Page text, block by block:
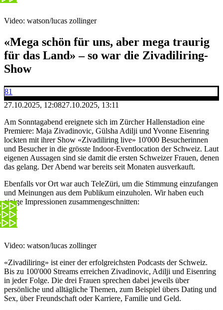
Video: watson/lucas zollinger
«Mega schön für uns, aber mega traurig
für das Land» – so war die Zivadiliring-
Show
81
27.10.2025, 12:0827.10.2025, 13:11
Am Sonntagabend ereignete sich im Zürcher Hallenstadion eine
Premiere: Maja Zivadinovic, Gülsha Adilji und Yvonne Eisenring
lockten mit ihrer Show «Zivadiliring live» 10'000 Besucherinnen
und Besucher in die grösste Indoor-Eventlocation der Schweiz. Laut
eigenen Aussagen sind sie damit die ersten Schweizer Frauen, denen
das gelang. Der Abend war bereits seit Monaten ausverkauft.
Ebenfalls vor Ort war auch TeleZüri, um die Stimmung einzufangen
und Meinungen aus dem Publikum einzuholen. Wir haben euch
einige Impressionen zusammengeschnitten:
Video: watson/lucas zollinger
«Zivadiliring» ist einer der erfolgreichsten Podcasts der Schweiz.
Bis zu 100'000 Streams erreichen Zivadinovic, Adilji und Eisenring
in jeder Folge. Die drei Frauen sprechen dabei jeweils über
persönliche und alltägliche Themen, zum Beispiel übers Dating und
Sex, über Freundschaft oder Karriere, Familie und Geld.